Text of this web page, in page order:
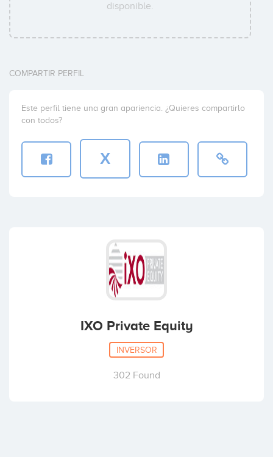
Marie-Laure Joubard
disponible.
COMPARTIR PERFIL
Este perfil tiene una gran apariencia. ¿Quieres compartirlo
con todos?
X
IXO Private Equity
INVERSOR
302 Found